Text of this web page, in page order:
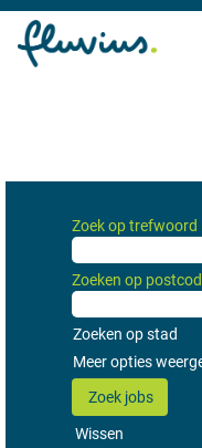
Zoek op trefwoord
Zoeken op
Zoeken op stad
Meer opties
Wissen